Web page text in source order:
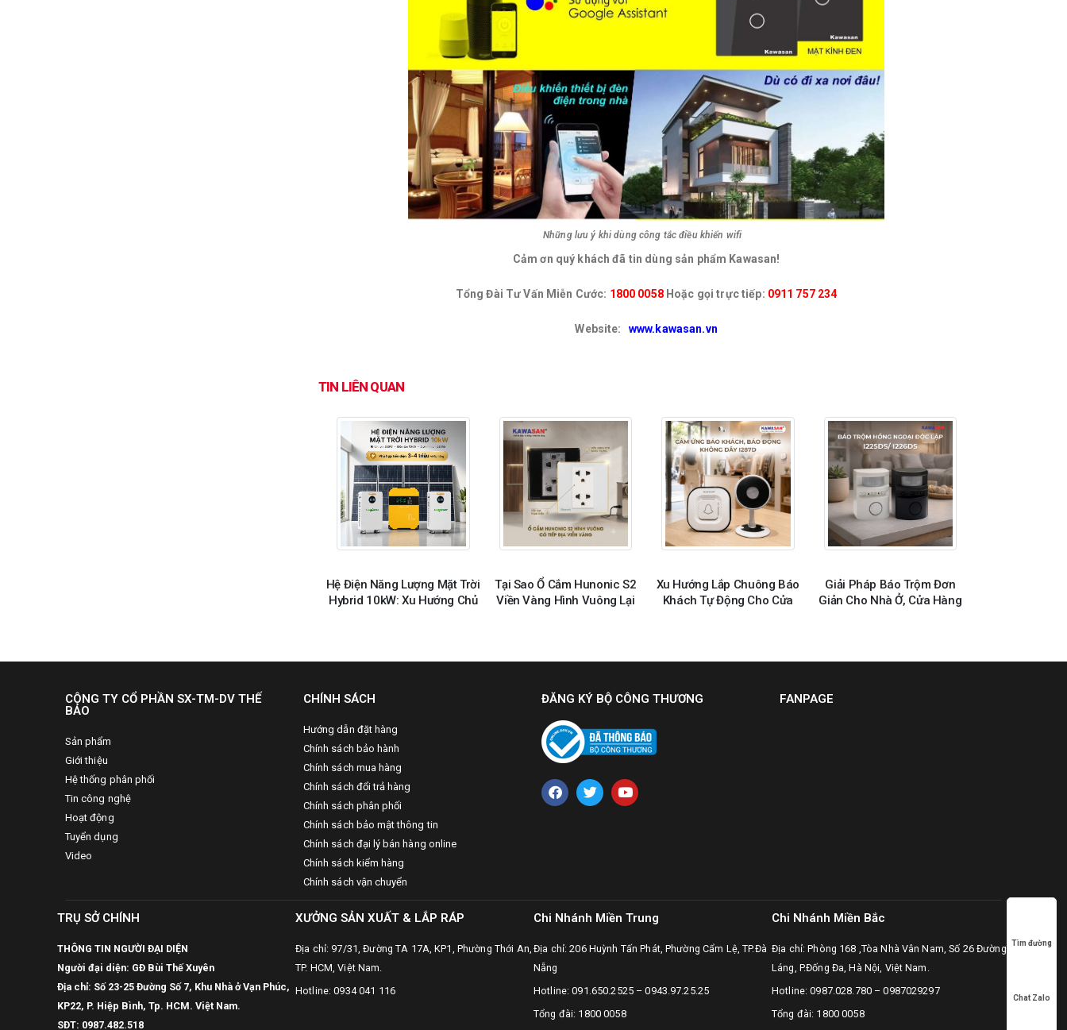
Những lưu ý khi dùng công tắc điều khiển wifi
Cảm ơn quý khách đã tin dùng sản phẩm Kawasan!
Tổng Đài Tư Vấn Miễn Cước: 1800 0058Hoặc gọi trực tiếp: 0911 757 234
Website: www.kawasan.vn
TIN LIÊN QUAN
Hệ Điện Năng Lượng Mặt Trời
Hybrid 10kW: Xu Hướng Chủ
Tại Sao Ổ Cắm Hunonic S2
Viền Vàng Hình Vuông Lại
Xu Hướng Lắp Chuông Báo
Khách Tự Động Cho Cửa
Giải Pháp Báo Trộm Đơn
Giản Cho Nhà Ở, Cửa Hàng
CÔNG TY CỔ PHẦN SX-TM-DV THẾ
BẢO
Sản phẩm
Giới thiệu
Hệ thống phân phối
Tin công nghệ
Hoạt động
Tuyển dụng
Video
CHÍNH SÁCH
Hướng dẫn đặt hàng
Chính sách bảo hành
Chính sách mua hàng
Chính sách đổi trả hàng
Chính sách phân phối
Chính sách bảo mật thông tin
Chính sách đại lý bán hàng online
Chính sách kiểm hàng
Chính sách vận chuyển
ĐĂNG KÝ BỘ CÔNG THƯƠNG FANPAGE
TRỤ SỞ CHÍNH
THÔNG TIN NGƯỜI ĐẠI DIỆN
Người đại diện: GĐ Bùi Thế Xuyên
Địa chỉ: Số 23-25 Đường Số 7, Khu Nhà ở Vạn Phúc,
KP22, P. Hiệp Bình, Tp. HCM. Việt Nam.
SĐT: 0987.482.518
XƯỞNG SẢN XUẤT & LẮP RÁP
Địa chỉ: 97/31, Đường TA 17A, KP1, Phường Thới An,
TP. HCM, Việt Nam.
Hotline: 0934 041 116
Chi Nhánh Miền Trung
Địa chỉ: 206 Huỳnh Tấn Phát, Phường Cẩm Lệ, TP.Đà
Nẵng
Hotline: 091.650.2525 – 0943.97.25.25
Tổng đài: 1800 0058
Chi Nhánh Miền Bắc
Địa chỉ: Phòng 168 ,Tòa Nhà Vân Nam, Số 26 Đường
Láng, P.Đống Đa, Hà Nội, Việt Nam.
Hotline: 0987.028.780–0987029297
Tổng đài: 1800 0058
Tìm đường
Chat Zalo